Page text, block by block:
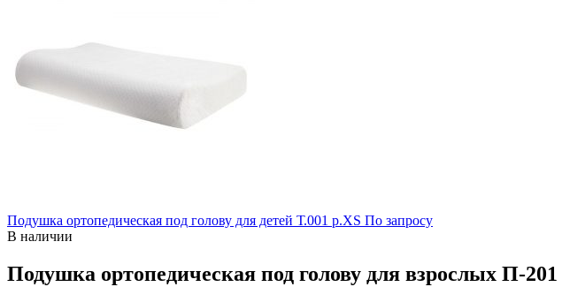
Подушка ортопедическая под голову для детей Т.001 р.XS По запросу
В наличии
Подушка ортопедическая под голову для взрослых П-201